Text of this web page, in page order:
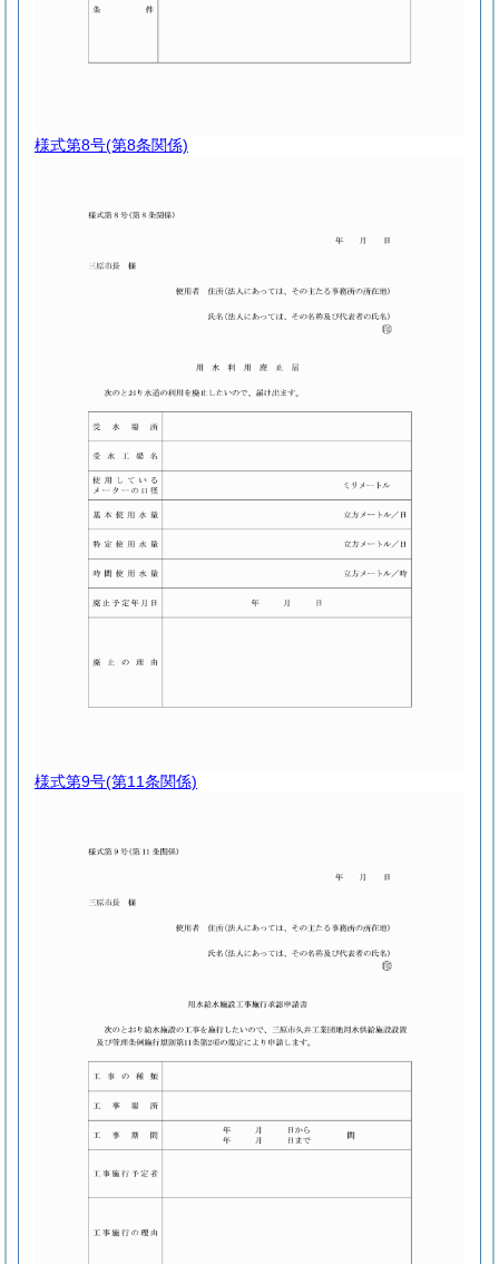
様式第8号(第8条関係)
様式第9号(第11条関係)